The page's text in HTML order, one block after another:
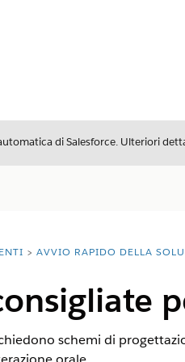
di Salesforce. Ulteriori
AVVIO RAPIDO DELLA
schemi di